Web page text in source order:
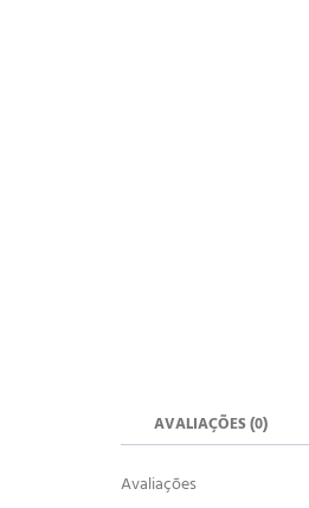
AVALIAÇÕES (0)
Avaliações